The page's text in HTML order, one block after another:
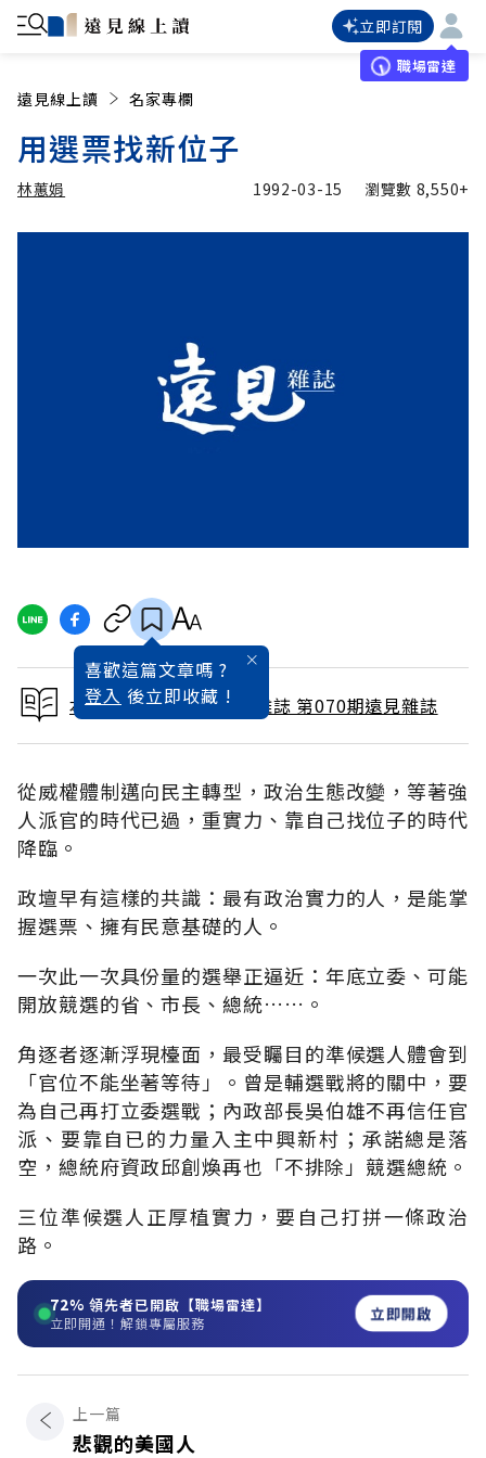
立即訂閱
職場雷達
遠見線上讀 名家專欄
用選票找新位子
林蕙娟 1992-03-15 瀏覽數 8,550+
喜歡這篇文章嗎 ?
登入 後立即收藏 !
本文出自 1992 / 4月號雜誌 第070期遠見雜誌
從威權體制邁向民主轉型，政治生態改變，等著強
人派官的時代已過，重實力、靠自己找位子的時代
降臨。
政壇早有這樣的共識：最有政治實力的人，是能掌
握選票、擁有民意基礎的人。
一次此一次具份量的選舉正逼近：年底立委、可能
開放競選的省、市長、總統……。
角逐者逐漸浮現檯面，最受矚目的準候選人體會到
「官位不能坐著等待」。曾是輔選戰將的關中，要
為自己再打立委選戰；內政部長吳伯雄不再信任官
派、要靠自已的力量入主中興新村；承諾總是落
空，總統府資政邱創煥再也「不排除」競選總統。
三位準候選人正厚植實力，要自己打拼一條政治
路。
72% 領先者已開啟【職場雷達】
立即開通！解鎖專屬服務 立即開啟
上一篇
悲觀的美國人